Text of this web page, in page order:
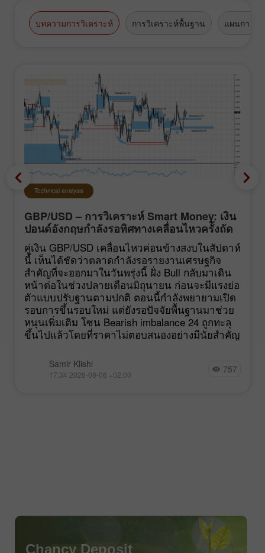
บทความการวิเคราะห์ การวิเคราะห์พื้นฐาน แผนการซื้
Technical analysis
GBP/USD – การวิเคราะห์ Smart Money: เงิน
ปอนด์อังกฤษกำลังรอทิศทางเคลื่อนไหวครั้งถัด
ไปของตลาด
คู่เงิน GBP/USD เคลื่อนไหวค่อนข้างสงบในสัปดาห์
นี้ เห็นได้ชัดว่าตลาดกำลังรอรายงานเศรษฐกิจ
สำคัญที่จะออกมาในวันพรุ่งนี้ ฝั่ง Bull กลับมาเดิน
หน้าต่อในช่วงปลายเดือนมิถุนายน ก่อนจะมีแรงย่อ
ตัวแบบปรับฐานตามปกติ ตอนนี้กำลังพยายามเปิด
รอบการขึ้นรอบใหม่ แต่ยังรอปัจจัยพื้นฐานมาช่วย
หนุนเพิ่มเติม โซน Bearish imbalance 24 ถูกทะลุ
ขึ้นไปแล้วโดยที่ราคาไม่ตอบสนองอย่างมีนัยสำคัญ
Samir Klishi
17:34 2026-08-06 +02:00 757
Chancy Deposit